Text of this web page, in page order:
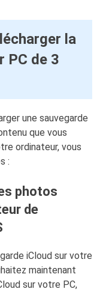
la
PC de 3
une sauvegarde
que vous
ordinateur, vous
:
photos
de
iCloud sur votre
maintenant
sur votre PC,